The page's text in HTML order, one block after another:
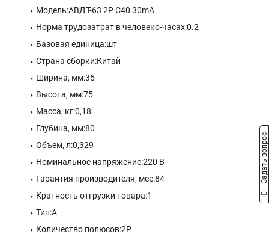
Модель:АВДТ-63 2P C40 30mA
Норма трудозатрат в человеко-часах:0.2
Базовая единица:шт
Страна сборки:Китай
Ширина, мм:35
Высота, мм:75
Масса, кг:0,18
Глубина, мм:80
Объем, л:0,329
Номинальное напряжение:220 В
Гарантия производителя, мес:84
Кратность отгрузки товара:1
Тип:A
Количество полюсов:2P
Задать вопрос